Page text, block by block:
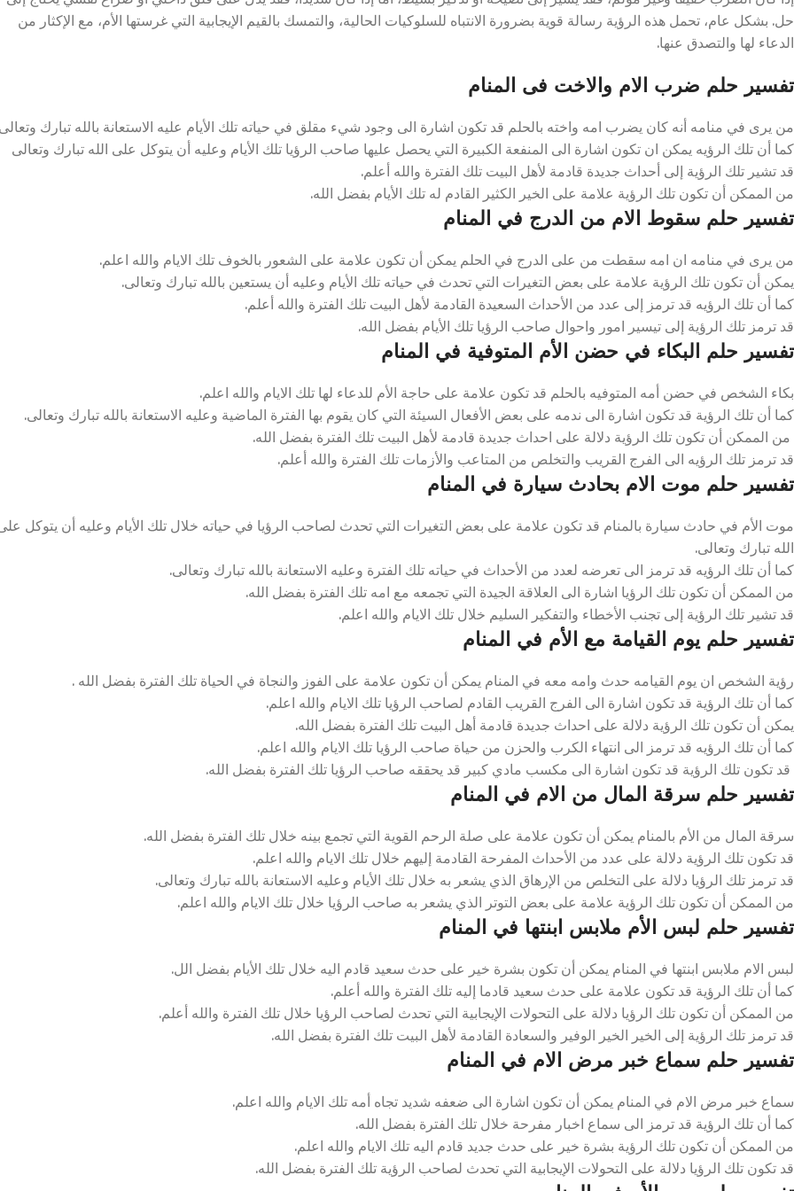
حل. بشكل عام، تحمل هذه الرؤية رسالة قوية بضرورة الانتباه للسلوكيات الحالية، والتمسك بالقيم الإيجابية التي غرستها الأم، مع الإكثار من
الدعاء لها والتصدق عنها.
تفسير حلم ضرب الام والاخت فى المنام
من يرى في منامه أنه كان يضرب امه واخته بالحلم قد تكون اشارة الى وجود شيء مقلق في حياته تلك الأيام عليه الاستعانة بالله تبارك
كما أن تلك الرؤيه يمكن ان تكون اشارة الى المنفعة الكبيرة التي يحصل عليها صاحب الرؤيا تلك الأيام وعليه أن يتوكل على الله تبارك وتعالى
قد تشير تلك الرؤية إلى أحداث جديدة قادمة لأهل البيت تلك الفترة والله أعلم.
من الممكن أن تكون تلك الرؤية علامة على الخير الكثير القادم له تلك الأيام بفضل الله.
تفسير حلم سقوط الام من الدرج في المنام
من يرى في منامه ان امه سقطت من على الدرج في الحلم يمكن أن تكون علامة على الشعور بالخوف تلك الايام والله اعلم.
يمكن أن تكون تلك الرؤية علامة على بعض التغيرات التي تحدث في حياته تلك الأيام وعليه أن يستعين بالله تبارك وتعالى.
كما أن تلك الرؤيه قد ترمز إلى عدد من الأحداث السعيدة القادمة لأهل البيت تلك الفترة والله أعلم.
قد ترمز تلك الرؤية إلى تيسير امور واحوال صاحب الرؤيا تلك الأيام بفضل الله.
تفسير حلم البكاء في حضن الأم المتوفية في المنام
بكاء الشخص في حضن أمه المتوفيه بالحلم قد تكون علامة على حاجة الأم للدعاء لها تلك الايام والله اعلم.
كما أن تلك الرؤية قد تكون اشارة الى ندمه على بعض الأفعال السيئة التي كان يقوم بها الفترة الماضية وعليه الاستعانة بالله تبارك وتعالى.
من الممكن أن تكون تلك الرؤية دلالة على احداث جديدة قادمة لأهل البيت تلك الفترة بفضل الله.
قد ترمز تلك الرؤيه الى الفرج القريب والتخلص من المتاعب والأزمات تلك الفترة والله أعلم.
تفسير حلم موت الام بحادث سيارة في المنام
موت الأم في حادث سيارة بالمنام قد تكون علامة على بعض التغيرات التي تحدث لصاحب الرؤيا في حياته خلال تلك الأيام وعليه أن يتوكل
الله تبارك وتعالى.
كما أن تلك الرؤيه قد ترمز الى تعرضه لعدد من الأحداث في حياته تلك الفترة وعليه الاستعانة بالله تبارك وتعالى.
من الممكن أن تكون تلك الرؤيا اشارة الى العلاقة الجيدة التي تجمعه مع امه تلك الفترة بفضل الله.
قد تشير تلك الرؤية إلى تجنب الأخطاء والتفكير السليم خلال تلك الايام والله اعلم.
تفسير حلم يوم القيامة مع الأم في المنام
رؤية الشخص ان يوم القيامه حدث وامه معه في المنام يمكن أن تكون علامة على الفوز والنجاة في الحياة تلك الفترة بفضل الله .
كما أن تلك الرؤية قد تكون اشارة الى الفرج القريب القادم لصاحب الرؤيا تلك الايام والله اعلم.
يمكن أن تكون تلك الرؤية دلالة على احداث جديدة قادمة أهل البيت تلك الفترة بفضل الله.
كما أن تلك الرؤيه قد ترمز الى انتهاء الكرب والحزن من حياة صاحب الرؤيا تلك الايام والله اعلم.
قد تكون تلك الرؤية قد تكون اشارة الى مكسب مادي كبير قد يحققه صاحب الرؤيا تلك الفترة بفضل الله.
تفسير حلم سرقة المال من الام في المنام
سرقة المال من الأم بالمنام يمكن أن تكون علامة على صلة الرحم القوية التي تجمع بينه خلال تلك الفترة بفضل الله.
قد تكون تلك الرؤية دلالة على عدد من الأحداث المفرحة القادمة إليهم خلال تلك الايام والله اعلم.
قد ترمز تلك الرؤيا دلالة على التخلص من الإرهاق الذي يشعر به خلال تلك الأيام وعليه الاستعانة بالله تبارك وتعالى.
من الممكن أن تكون تلك الرؤية علامة على بعض التوتر الذي يشعر به صاحب الرؤيا خلال تلك الايام والله اعلم.
تفسير حلم لبس الأم ملابس ابنتها في المنام
لبس الام ملابس ابنتها في المنام يمكن أن تكون بشرة خير على حدث سعيد قادم اليه خلال تلك الأيام بفضل الل.
كما أن تلك الرؤية قد تكون علامة على حدث سعيد قادما إليه تلك الفترة والله أعلم.
من الممكن أن تكون تلك الرؤيا دلالة على التحولات الإيجابية التي تحدث لصاحب الرؤيا خلال تلك الفترة والله أعلم.
قد ترمز تلك الرؤية إلى الخير الخير الوفير والسعادة القادمة لأهل البيت تلك الفترة بفضل الله.
تفسير حلم سماع خبر مرض الام في المنام
سماع خبر مرض الام في المنام يمكن أن تكون اشارة الى ضعفه شديد تجاه أمه تلك الايام والله اعلم.
كما أن تلك الرؤية قد ترمز الى سماع اخبار مفرحة خلال تلك الفترة بفضل الله.
من الممكن أن تكون تلك الرؤية بشرة خير على حدث جديد قادم اليه تلك الايام والله اعلم.
قد تكون تلك الرؤيا دلالة على التحولات الإيجابية التي تحدث لصاحب الرؤية تلك الفترة بفضل الله.